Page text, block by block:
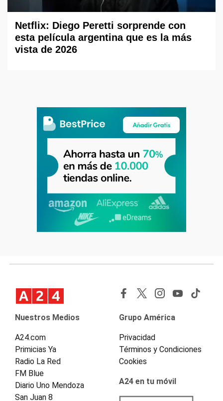
Netflix: Diego Peretti sorprende con
esta película argentina que es la más
vista de 2026
Nuestros Medios
A24.com
Primicias Ya
Radio La Red
FM Blue
Diario Uno Mendoza
San Juan 8
Grupo América
Privacidad
Términos y Condiciones
Cookies
A24 en tu móvil